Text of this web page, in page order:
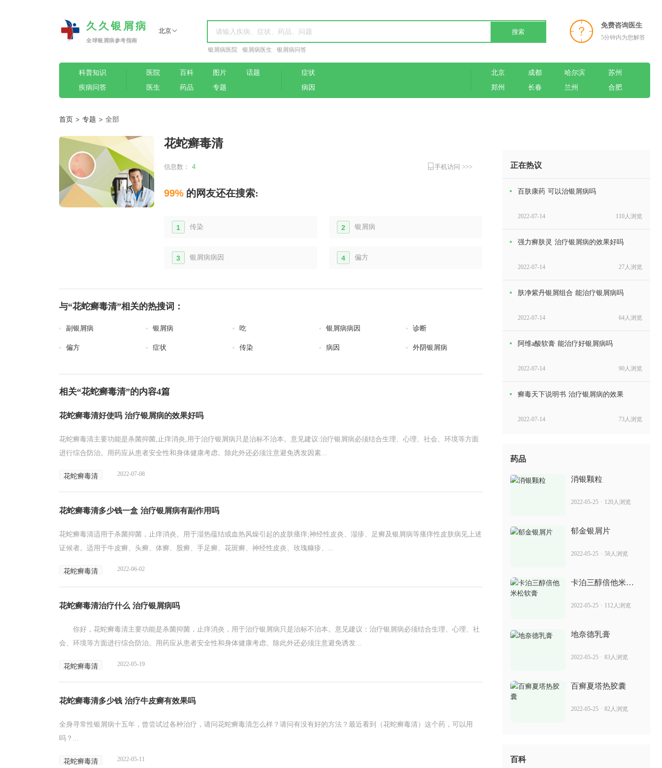
久久银屑病
全球银屑病参考指南
北京 搜索
银屑病医院 银屑病医生 银屑病问答
免费咨询医生
5分钟内为您解答
科普知识
疾病问答
医院
医生
百科
药品
图片
专题
话题
症状
病因
北京
郑州
成都
长春
哈尔滨
兰州
苏州
合肥
首页 > 专题 > 全部
花蛇癣毒清
信息数： 4 手机访问 >>>
99% 的网友还在搜索:
1 传染 2 银屑病
3 银屑病病因 4 偏方
与“花蛇癣毒清”相关的热搜词：
副银屑病 银屑病 吃 银屑病病因 诊断
偏方 症状 传染 病因 外阴银屑病
相关“花蛇癣毒清”的内容4篇
花蛇癣毒清好使吗 治疗银屑病的效果好吗
花蛇癣毒清主要功能是杀菌抑菌,止痒消炎,用于治疗银屑病只是治标不治本。意见建议:治疗银屑病必须结合生理、心理、社会、环境等方面
进行综合防治。用药应从患者安全性和身体健康考虑。除此外还必须注意避免诱发因素...
花蛇癣毒清 2022-07-08
花蛇癣毒清多少钱一盒 治疗银屑病有副作用吗
花蛇癣毒清适用于杀菌抑菌，止痒消炎。用于湿热蕴结或血热风燥引起的皮肤瘙痒;神经性皮炎、湿疹、足癣及银屑病等瘙痒性皮肤病见上述
证候者。适用于牛皮癣、头癣、体癣、股癣、手足癣、花斑癣、神经性皮炎、玫瑰糠疹、...
花蛇癣毒清 2022-06-02
花蛇癣毒清治疗什么 治疗银屑病吗
你好，花蛇癣毒清主要功能是杀菌抑菌，止痒消炎，用于治疗银屑病只是治标不治本。意见建议：治疗银屑病必须结合生理、心理、社
会、环境等方面进行综合防治。用药应从患者安全性和身体健康考虑。除此外还必须注意避免诱发...
花蛇癣毒清 2022-05-19
花蛇癣毒清多少钱 治疗牛皮癣有效果吗
全身寻常性银屑病十五年，曾尝试过各种治疗，请问花蛇癣毒清怎么样？请问有没有好的方法？最近看到（花蛇癣毒清）这个药，可以用
吗？...
花蛇癣毒清 2022-05-11
正在热议
百肤康药 可以治银屑病吗
2022-07-14 110人浏览
强力癣肤灵 治疗银屑病的效果好吗
2022-07-14 27人浏览
肤净紫丹银屑组合 能治疗银屑病吗
2022-07-14 64人浏览
阿维a酸软膏 能治疗好银屑病吗
2022-07-14 90人浏览
癣毒天下说明书 治疗银屑病的效果
2022-07-14 73人浏览
党家癣膏的真实性 治疗银屑病的效果
药品
消银颗粒
2022-05-25 · 120人浏览
郁金银屑片
2022-05-25 · 58人浏览
卡泊三醇倍他米松
2022-05-25 · 112人浏览
地奈德乳膏
2022-05-25 · 83人浏览
百癣夏塔热胶囊
2022-05-25 · 82人浏览
百科